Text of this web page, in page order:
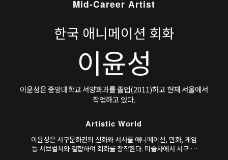
Mid-Career Artist
한국 애니메이션 회화
이윤성
이윤성은 중앙대학교 서양화과를 졸업(2011)하고 현재 서울에서
작업하고 있다.
Artistic World
이윤성은 서구문화권의 신화와 서사를 애니메이션, 만화, 게임
등 서브컬쳐와 결합하여 회화를 창작한다. 미술사에서 서구 신